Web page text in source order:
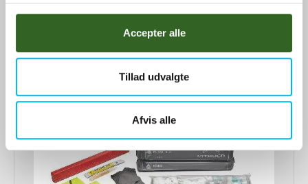
Accepter alle
Tillad udvalgte
Afvis alle